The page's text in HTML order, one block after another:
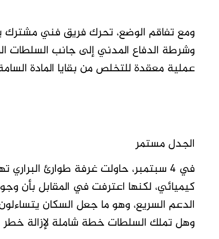
ومع تفاقم الوضع، تحرك فريق فني مشترك
وشرطة الدفاع المدني إلى جانب السلطات
عملية معقدة للتخلص من بقايا المادة
الجدل مستمر
في 4 سبتمبر، حاولت غرفة طوارئ
كيميائي، لكنها اعترفت في المقابل بأن
الدعم السريع، وهو ما جعل السكان
وهل تملك السلطات خطة شاملة لإزالة خطر